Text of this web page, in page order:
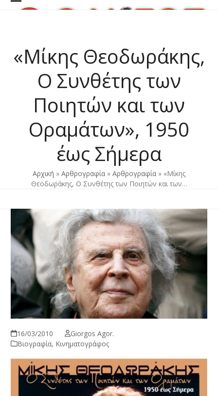
Skip
Open
Close
«Μίκης Θεοδωράκης,
Ο Συνθέτης των
Ποιητών και των
Οραμάτων», 1950
έως Σήμερα
Αρχική » Αρθρογραφία » Αρθρογραφία » «Μίκης
Θεοδωράκης, Ο Συνθέτης των Ποιητών και των…
16/03/2010
Giorgos Agor.
Βιογραφία, Κινηματογράφος